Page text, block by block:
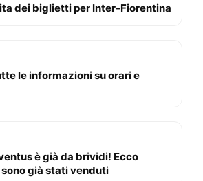
dei biglietti per Inter-Fiorentina
le informazioni su orari e
è già da brividi! Ecco
già stati venduti